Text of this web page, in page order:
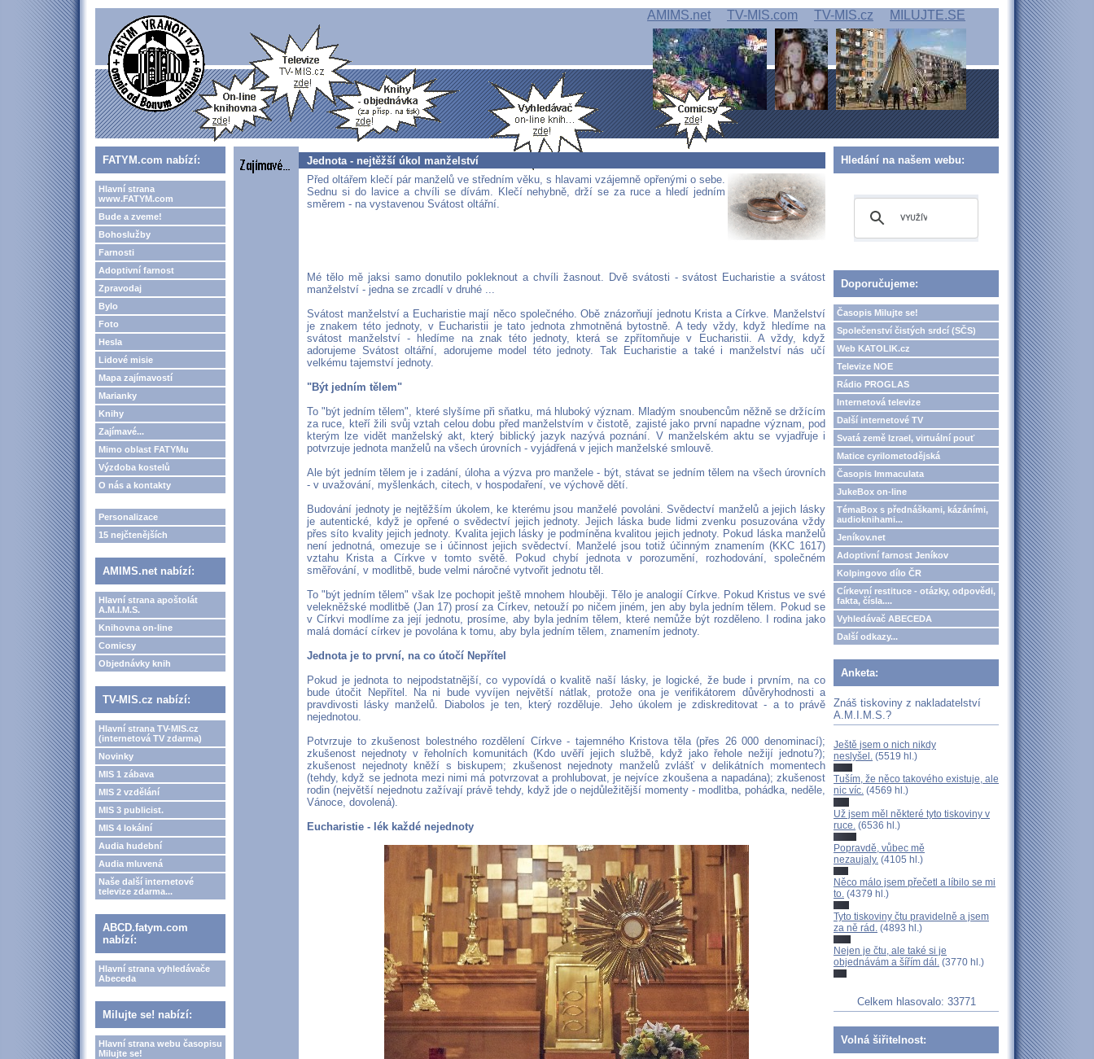
AMIMS.net TV-MIS.com TV-MIS.cz MILUJTE.SE
FATYM.com nabízí:
Hlavní strana
www.FATYM.com
Bude a zveme!
Bohoslužby
Farnosti
Adoptivní farnost
Zpravodaj
Bylo
Foto
Hesla
Lidové misie
Mapa zajímavostí
Marianky
Knihy
Zajímavé...
Mimo oblast FATYMu
Výzdoba kostelů
O nás a kontakty
Personalizace
15 nejčtenějších
AMIMS.net nabízí:
Hlavní strana apoštolát
A.M.I.M.S.
Knihovna on-line
Comicsy
Objednávky knih
TV-MIS.cz nabízí:
Hlavní strana TV-MIS.cz
(internetová TV zdarma)
Novinky
MIS 1 zábava
MIS 2 vzdělání
MIS 3 publicist.
MIS 4 lokální
Audia hudební
Audia mluvená
Naše další internetové
televize zdarma...
ABCD.fatym.com
nabízí:
Hlavní strana vyhledávače
Abeceda
Milujte se! nabízí:
Hlavní strana webu časopisu
Milujte se!
Jednota - nejtěžší úkol manželství
Před oltářem klečí pár manželů ve středním věku, s hlavami vzájemně opřenými o sebe.
Sednu si do lavice a chvíli se dívám. Klečí nehybně, drží se za ruce a hledí jedním
směrem - na vystavenou Svátost oltářní.
Mé tělo mě jaksi samo donutilo pokleknout a chvíli žasnout. Dvě svátosti - svátost Eucharistie a svátost
manželství - jedna se zrcadlí v druhé ...
Svátost manželství a Eucharistie mají něco společného. Obě znázorňují jednotu Krista a Církve. Manželství
je znakem této jednoty, v Eucharistii je tato jednota zhmotněná bytostně. A tedy vždy, když hledíme na
svátost manželství - hledíme na znak této jednoty, která se zpřítomňuje v Eucharistii. A vždy, když
adorujeme Svátost oltářní, adorujeme model této jednoty. Tak Eucharistie a také i manželství nás učí
velkému tajemství jednoty.
"Být jedním tělem"
To "být jedním tělem", které slyšíme při sňatku, má hluboký význam. Mladým snoubencům něžně se držícím
za ruce, kteří žili svůj vztah celou dobu před manželstvím v čistotě, zajisté jako první napadne význam, pod
kterým lze vidět manželský akt, který biblický jazyk nazývá poznání. V manželském aktu se vyjadřuje i
potvrzuje jednota manželů na všech úrovních - vyjádřená v jejich manželské smlouvě.
Ale být jedním tělem je i zadání, úloha a výzva pro manžele - být, stávat se jedním tělem na všech úrovních
- v uvažování, myšlenkách, citech, v hospodaření, ve výchově dětí.
Budování jednoty je nejtěžším úkolem, ke kterému jsou manželé povoláni. Svědectví manželů a jejich lásky
je autentické, když je opřené o svědectví jejich jednoty. Jejich láska bude lidmi zvenku posuzována vždy
přes síto kvality jejich jednoty. Kvalita jejich lásky je podmíněna kvalitou jejich jednoty. Pokud láska manželů
není jednotná, omezuje se i účinnost jejich svědectví. Manželé jsou totiž účinným znamením (KKC 1617)
vztahu Krista a Církve v tomto světě. Pokud chybí jednota v porozumění, rozhodování, společném
směřování, v modlitbě, bude velmi náročné vytvořit jednotu těl.
To "být jedním tělem" však lze pochopit ještě mnohem hlouběji. Tělo je analogií Církve. Pokud Kristus ve své
velekněžské modlitbě (Jan 17) prosí za Církev, netouží po ničem jiném, jen aby byla jedním tělem. Pokud se
v Církvi modlíme za její jednotu, prosíme, aby byla jedním tělem, které nemůže být rozděleno. I rodina jako
malá domácí církev je povolána k tomu, aby byla jedním tělem, znamením jednoty.
Jednota je to první, na co útočí Nepřítel
Pokud je jednota to nejpodstatnější, co vypovídá o kvalitě naší lásky, je logické, že bude i prvním, na co
bude útočit Nepřítel. Na ni bude vyvíjen největší nátlak, protože ona je verifikátorem důvěryhodnosti a
pravdivosti lásky manželů. Diabolos je ten, který rozděluje. Jeho úkolem je zdiskreditovat - a to právě
nejednotou.
Potvrzuje to zkušenost bolestného rozdělení Církve - tajemného Kristova těla (přes 26 000 denominací);
zkušenost nejednoty v řeholních komunitách (Kdo uvěří jejich službě, když jako řehole nežijí jednotu?);
zkušenost nejednoty kněží s biskupem; zkušenost nejednoty manželů zvlášť v delikátních momentech
(tehdy, když se jednota mezi nimi má potvrzovat a prohlubovat, je nejvíce zkoušena a napadána); zkušenost
rodin (největší nejednotu zažívají právě tehdy, když jde o nejdůležitější momenty - modlitba, pohádka, neděle,
Vánoce, dovolená).
Eucharistie - lék každé nejednoty
Hledání na našem webu:
Doporučujeme:
Časopis Milujte se!
Společenství čistých srdcí (SČS)
Web KATOLIK.cz
Televize NOE
Rádio PROGLAS
Internetová televize
Další internetové TV
Svatá země Izrael, virtuální pouť
Matice cyrilometodějská
Časopis Immaculata
JukeBox on-line
TémaBox s přednáškami, kázáními,
audioknihami...
Jeníkov.net
Adoptivní farnost Jeníkov
Kolpingovo dílo ČR
Církevní restituce - otázky, odpovědi,
fakta, čísla....
Vyhledávač ABECEDA
Další odkazy...
Anketa:
Znáš tiskoviny z nakladatelství
A.M.I.M.S.?
Ještě jsem o nich nikdy
neslyšel. (5519 hl.)
Tuším, že něco takového existuje, ale
nic víc. (4569 hl.)
Už jsem měl některé tyto tiskoviny v
ruce. (6536 hl.)
Popravdě, vůbec mě
nezaujaly. (4105 hl.)
Něco málo jsem přečetl a líbilo se mi
to. (4379 hl.)
Tyto tiskoviny čtu pravidelně a jsem
za ně rád. (4893 hl.)
Nejen je čtu, ale také si je
objednávám a šířím dál. (3770 hl.)
Celkem hlasovalo: 33771
Volná šiřitelnost: